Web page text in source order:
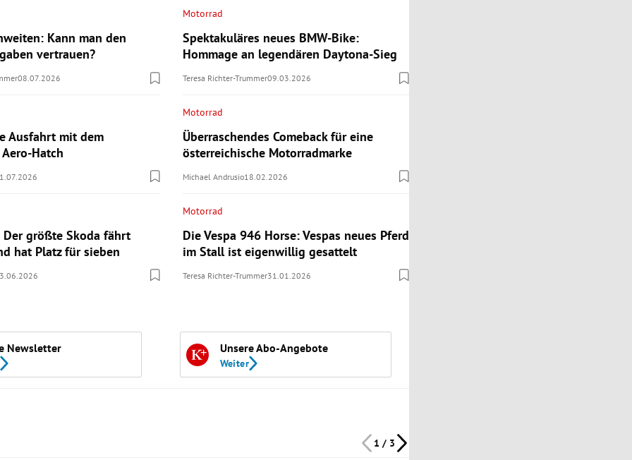
Kann man den
vertrauen?
08.07.2026
Ausfahrt mit dem
Hatch
Der größte Skoda fährt
hat Platz für sieben
Motorrad
Spektakuläres neues BMW-Bike:
Hommage an legendären Daytona-Sieg
Teresa Richter-Trummer09.03.2026
Motorrad
Überraschendes Comeback für eine
österreichische Motorradmarke
Michael Andrusio18.02.2026
Motorrad
Die Vespa 946 Horse: Vespas neues Pferd
im Stall ist eigenwillig gesattelt
Teresa Richter-Trummer31.01.2026
Newsletter Unsere Abo-Angebote
Weiter
1 / 3